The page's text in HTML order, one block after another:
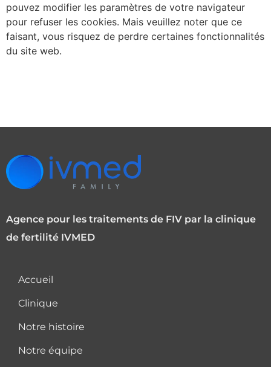
pouvez modifier les paramètres de votre navigateur
pour refuser les cookies. Mais veuillez noter que ce
faisant, vous risquez de perdre certaines fonctionnalités
du site web.
Agence pour les traitements de FIV par la clinique
de fertilité IVMED
Accueil
Clinique
Notre histoire
Notre équipe